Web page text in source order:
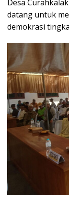
Desa
datang untuk
demokrasi